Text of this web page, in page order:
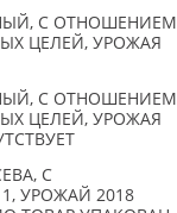
С ОТНОШЕНИЕМ
ЦЕЛЕЙ, УРОЖАЯ
С ОТНОШЕНИЕМ
ЦЕЛЕЙ, УРОЖАЯ
С
УРОЖАЙ 2018